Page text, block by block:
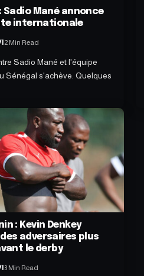
Sadio Mané annonce
internationale
2 Min Read
Sadio Mané et l'équipe
Sénégal s'achève. Quelques
: Kevin Denkey
adversaires plus
le derby
3 Min Read